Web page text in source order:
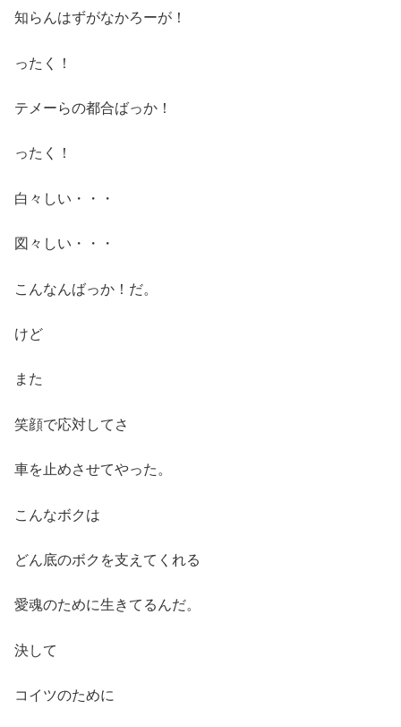
知らんはずがなかろーが！
ったく！
テメーらの都合ばっか！
ったく！
白々しい・・・
図々しい・・・
こんなんばっか！だ。
けど
また
笑顔で応対してさ
車を止めさせてやった。
こんなボクは
どん底のボクを支えてくれる
愛魂のために生きてるんだ。
決して
コイツのために